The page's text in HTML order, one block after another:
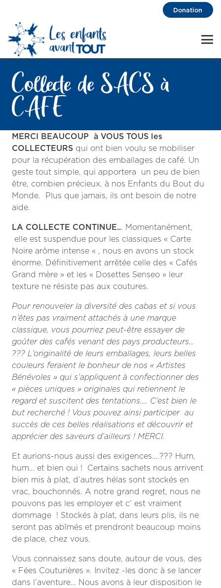
Donation
Collecte de SACS à
CAFE
MERCI BEAUCOUP à VOUS TOUS les
COLLECTEURS qui ont bien voulu se mobiliser
pour la récupération des emballages de café. Un
geste tout simple, qui apportera un peu de bien
être, combien précieux, à nos Enfants du Bout du
Monde. Plus que jamais, ils ont besoin de notre
aide.
LA COLLECTE CONTINUE... Momentanément,
elle est suspendue pour les classiques « Carte
Noire arôme intense « , nous en avons un stock
énorme. Définitivement arrêtée celle des « Cafés
Grand mère » et les « Dosettes Senseo » leur
texture ne résiste pas aux coutures.
Pour renouveler la diversité des cabas et si vous
n’êtes pas vraiment attachés à une marque
classique, vous pourriez peut-être essayer de
goûter des cafés venant des pays producteurs…
??? L’originalité de leurs emballages, leurs belles
couleurs feraient le bonheur de nos « Artistes
Bénévoles » qui s’appliquent à confectionner des
« pièces uniques » originales qui retiennent le
regard et suscitent des tentations…. C’est bien le
but recherché ! Vous pouvez ainsi participer au
succès de ces belles réalisations et découvrir et
apprécier des saveurs d’ailleurs ! MERCI.
Et aurions-nous aussi des exigences….??? Hum,
hum… et bien oui ! Certains sachets nous arrivent
bien mis à plat, d’autres hélas sont stockés en
vrac, bouchonnés. A notre grand regret, nous ne
pouvons pas les employer et c’ est vraiment
dommage ! Stockés à plat, dans leurs plis, ils ne
seront pas abîmés et prendront beaucoup moins
de place, chez vous.
Vous connaissez sans doute, autour de vous, des
« Fées Couturières ». Invitez -les donc à se lancer
dans l’aventure… Nous avons à leur disposition le